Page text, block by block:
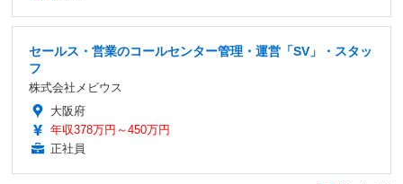
セールス・営業のコールセンター管理・運営「SV」・スタッ
フ
株式会社メビウス
大阪府
年収378万円～450万円
正社員